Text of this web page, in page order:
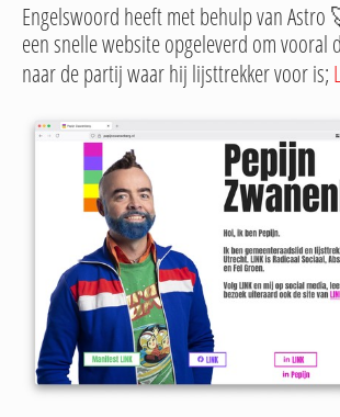
Engelswoord heeft met behulp van
een snelle website opgeleverd om vooral
naar de partij waar hij lijsttrekker voor is;